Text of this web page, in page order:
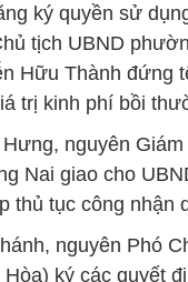
ký quyền sử
tịch UBND
Hữu Thành đứng
trị kinh phí bồi
nguyên
Nai giao cho
thủ tục công nhận
nguyên Phó
ký các quyết